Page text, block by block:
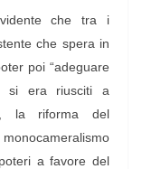
che tra i
che spera in
poi “adeguare
si era riusciti a
la riforma del
a favore del